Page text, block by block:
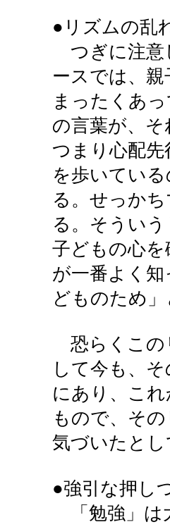
●リズムの乱
つぎに注意
ースでは、
まったくあ
の言葉が、そ
つまり心配
を歩いてい
る。せっか
る。そういう
子どもの心
が一番よく
どものため
恐らくこの
して今も、
にあり、こ
もので、そ
気づいたと
●強引な押し
「勉強」は